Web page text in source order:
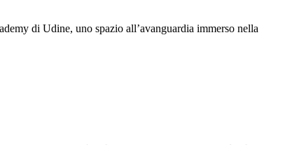
di Udine, uno spazio all’avanguardia immerso nella